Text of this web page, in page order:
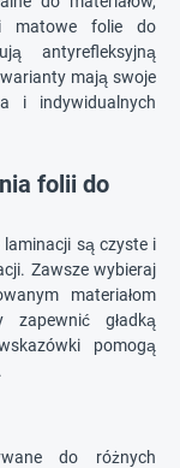
matowe folie do
antyrefleksyjną
mają swoje
i indywidualnych
folii do
laminacji są czyste i
Zawsze wybieraj
materiałom
gładką
pomogą
do różnych